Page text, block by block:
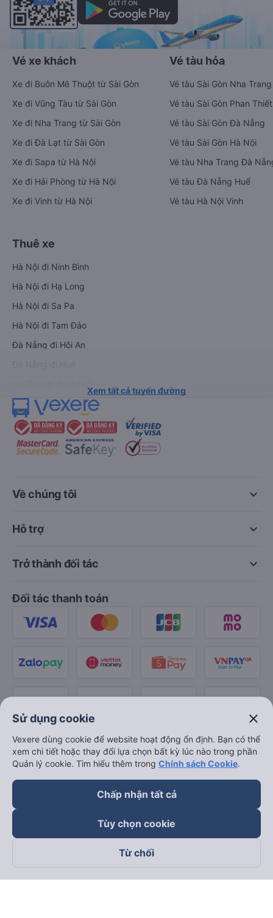
Vé xe khách
Xe đi Buôn Mê Thuột từ Sài Gòn
Xe đi Vũng Tàu từ Sài Gòn
Xe đi Nha Trang từ Sài Gòn
Xe đi Đà Lạt từ Sài Gòn
Xe đi Sapa từ Hà Nội
Xe đi Hải Phòng từ Hà Nội
Xe đi Vinh từ Hà Nội
Vé tàu hỏa
Vé tàu Sài Gòn Nha Trang
Vé tàu Sài Gòn Phan Thiết
Vé tàu Sài Gòn Đà Nẵng
Vé tàu Sài Gòn Hà Nội
Vé tàu Nha Trang Đà
Vé tàu Đà Nẵng Huế
Vé tàu Hà Nội Vinh
Thuê xe
Hà Nội đi Ninh Bình
Hà Nội đi Hạ Long
Hà Nội đi Sa Pa
Hà Nội đi Tam Đảo
Đà Nẵng đi Hội An
Xem tất cả tuyến đường
keyboard_arrow_down
Về chúng tôi
keyboard_arrow_down
Hỗ trợ
keyboard_arrow_down
Trở thành đối tác
Đối tác thanh toán
Theo dõi chúng tôi trên
Sử dụng cookie close
Vexere dùng cookie để website hoạt động ổn định. Bạn có thể
xem chi tiết hoặc thay đổi lựa chọn bất kỳ lúc nào trong phần
Quản lý cookie. Tìm hiểu thêm trong Chính sách Cookie.
Chấp nhận tất cả
Tùy chọn cookie
Từ chối